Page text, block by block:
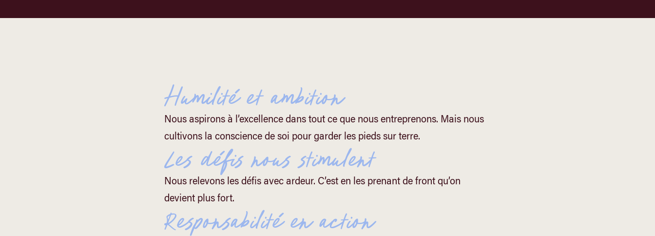
Humilité et ambition
Nous aspirons à l’excellence dans tout ce que nous entreprenons. Mais nous
cultivons la conscience de soi pour garder les pieds sur terre.
Les défis nous stimulent
Nous relevons les défis avec ardeur. C’est en les prenant de front qu’on
devient plus fort.
Responsabilité en action